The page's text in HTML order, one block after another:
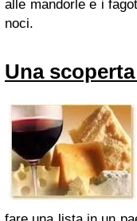
alle mandorle e i
noci.
Una